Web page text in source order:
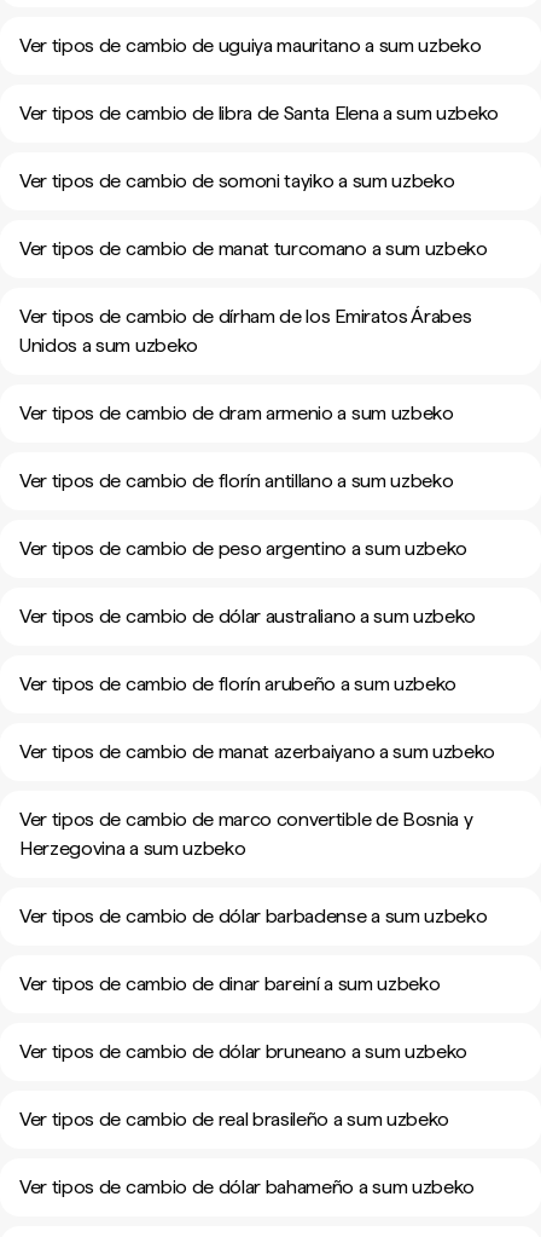
Ver tipos de cambio de uguiya mauritano a sum uzbeko
Ver tipos de cambio de libra de Santa Elena a sum uzbeko
Ver tipos de cambio de somoni tayiko a sum uzbeko
Ver tipos de cambio de manat turcomano a sum uzbeko
Ver tipos de cambio de dírham de los Emiratos Árabes
Unidos a sum uzbeko
Ver tipos de cambio de dram armenio a sum uzbeko
Ver tipos de cambio de florín antillano a sum uzbeko
Ver tipos de cambio de peso argentino a sum uzbeko
Ver tipos de cambio de dólar australiano a sum uzbeko
Ver tipos de cambio de florín arubeño a sum uzbeko
Ver tipos de cambio de manat azerbaiyano a sum uzbeko
Ver tipos de cambio de marco convertible de Bosnia y
Herzegovina a sum uzbeko
Ver tipos de cambio de dólar barbadense a sum uzbeko
Ver tipos de cambio de dinar bareiní a sum uzbeko
Ver tipos de cambio de dólar bruneano a sum uzbeko
Ver tipos de cambio de real brasileño a sum uzbeko
Ver tipos de cambio de dólar bahameño a sum uzbeko